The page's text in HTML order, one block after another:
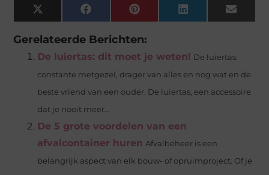
X
(Twitter)
Facebook Pinterest LinkedIn Email
Gerelateerde Berichten:
De luiertas: dit moet je weten! De luiertas:
constante metgezel, drager van alles en nog wat en de
beste vriend van een ouder. De luiertas, een accessoire
dat je nooit meer...
De 5 grote voordelen van een
afvalcontainer huren Afvalbeheer is een
belangrijk aspect van elk bouw- of opruimproject. Of je